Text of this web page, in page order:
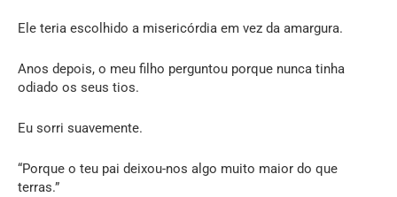
Ele teria escolhido a misericórdia em vez da amargura.
Anos depois, o meu filho perguntou porque nunca tinha
odiado os seus tios.
Eu sorri suavemente.
“Porque o teu pai deixou-nos algo muito maior do que
terras.”